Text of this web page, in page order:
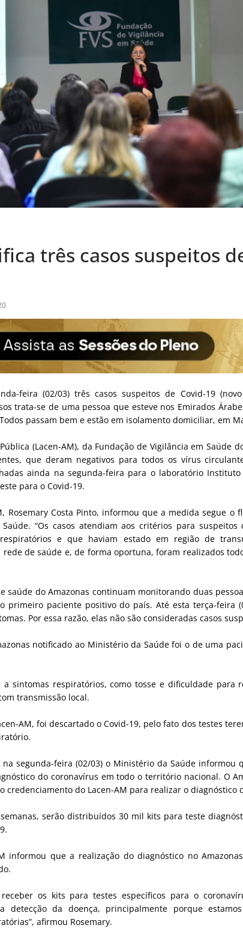
três casos suspeitos
feira (02/03) três casos suspeitos de Covid-19
trata-se de uma pessoa que esteve nos Emirados
passam bem e estão em isolamento domiciliar, em
(Lacen-AM), da Fundação de Vigilância em Saúde
que deram negativos para todos os vírus
ainda na segunda-feira para o laboratório Instituto
para o Covid-19.
Rosemary Costa Pinto, informou que a medida segue o
“Os casos atendiam aos critérios para suspeitos
e que haviam estado em região de
de saúde e, de forma oportuna, foram realizados
saúde do Amazonas continuam monitorando duas
primeiro paciente positivo do país. Até esta terça-feira
Por essa razão, elas não são consideradas casos
notificado ao Ministério da Saúde foi o de uma
a sintomas respiratórios, como tosse e dificuldade para
transmissão local.
AM, foi descartado o Covid-19, pelo fato dos testes
na segunda-feira (02/03) o Ministério da Saúde informou
do coronavírus em todo o território nacional. O
credenciamento do Lacen-AM para realizar o diagnóstico
serão distribuídos 30 mil kits para teste
informou que a realização do diagnóstico no
os kits para testes específicos para o
detecção da doença, principalmente porque
afirmou Rosemary.